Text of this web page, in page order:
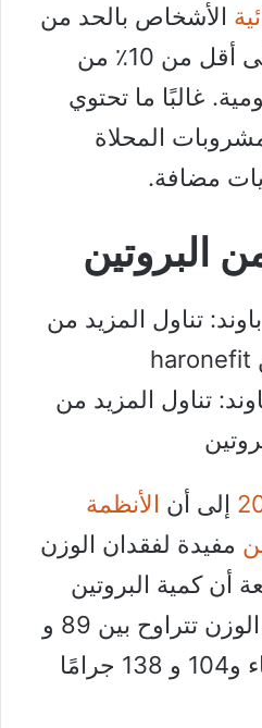
الأشخاص بالحد من
السكريات المضافة إلى أقل من 10٪ من
غالبًا ما تحتوي
المحلاة
مضافة.
البروتين
إنقاص 20 باوند: تناول المزيد من
إلى أن الأنظمة
مفيدة لفقدان الوزن
أن كمية البروتين
الضرورية للتحكم في الوزن تتراوح بين 89 و
119 جرامًا يوميًا للنساء و104 و 138 جرامًا